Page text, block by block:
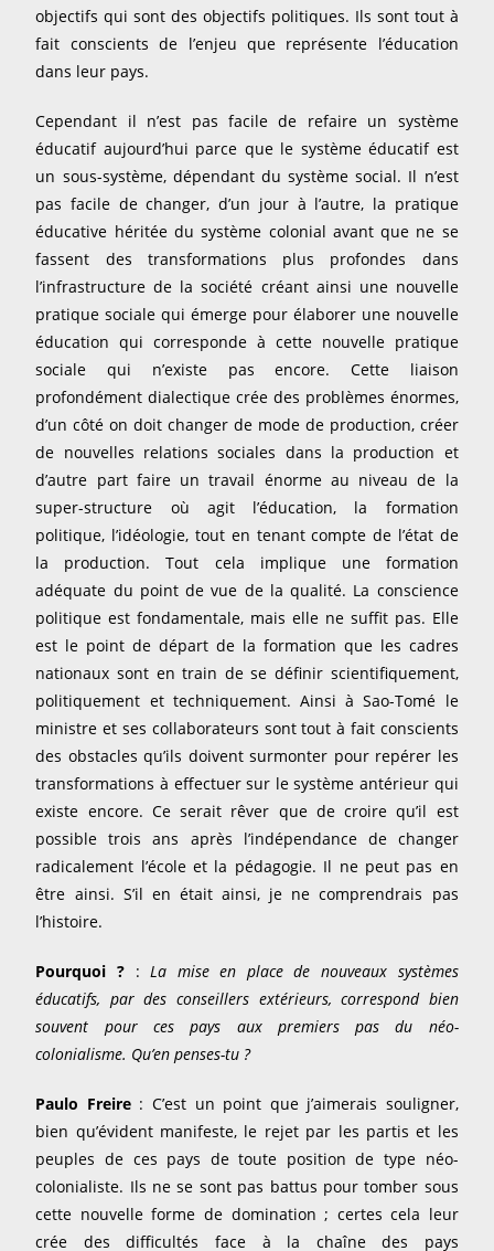
objectifs qui sont des objectifs politiques. Ils sont tout à
fait conscients de l’enjeu que représente l’éducation
dans leur pays.
Cependant il n’est pas facile de refaire un système
éducatif aujourd’hui parce que le système éducatif est
un sous-système, dépendant du système social. Il n’est
pas facile de changer, d’un jour à l’autre, la pratique
éducative héritée du système colonial avant que ne se
fassent des transformations plus profondes dans
l’infrastructure de la société créant ainsi une nouvelle
pratique sociale qui émerge pour élaborer une nouvelle
éducation qui corresponde à cette nouvelle pratique
sociale qui n’existe pas encore. Cette liaison
profondément dialectique crée des problèmes énormes,
d’un côté on doit changer de mode de production, créer
de nouvelles relations sociales dans la production et
d’autre part faire un travail énorme au niveau de la
super-structure où agit l’éducation, la formation
politique, l’idéologie, tout en tenant compte de l’état de
la production. Tout cela implique une formation
adéquate du point de vue de la qualité. La conscience
politique est fondamentale, mais elle ne suffit pas. Elle
est le point de départ de la formation que les cadres
nationaux sont en train de se définir scientifiquement,
politiquement et techniquement. Ainsi à Sao-Tomé le
ministre et ses collaborateurs sont tout à fait conscients
des obstacles qu’ils doivent surmonter pour repérer les
transformations à effectuer sur le système antérieur qui
existe encore. Ce serait rêver que de croire qu’il est
possible trois ans après l’indépendance de changer
radicalement l’école et la pédagogie. Il ne peut pas en
être ainsi. S’il en était ainsi, je ne comprendrais pas
l’histoire.
Pourquoi ?: La mise en place de nouveaux systèmes
éducatifs, par des conseillers extérieurs, correspond bien
souvent pour ces pays aux premiers pas du néo-
colonialisme. Qu’en penses-tu ?
Paulo Freire: C’est un point que j’aimerais souligner,
bien qu’évident manifeste, le rejet par les partis et les
peuples de ces pays de toute position de type néo-
colonialiste. Ils ne se sont pas battus pour tomber sous
cette nouvelle forme de domination ; certes cela leur
crée des difficultés face à la chaîne des pays